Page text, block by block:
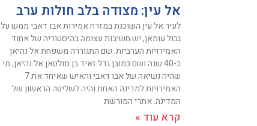
אל עין: מצודה בלב חולות ערב
לעיר אל עין השוכנת במזרח אמירות אבו דאבי ממש על
גבול עומאן, יש חשיבות עצומה בהיסטוריה של אחוד
האמירויות הערביות. שם התגוררה משפחת אל נהיאן
כ-40 שנה ושם כמובן גדל זאיד בן סולטאן אל נהיאן, מי
שהיה נשיאה של אבו דאבי והאיש שאיחד את 7
האמירויות למדינה האחת והיה לשליטה הראשון של
המדינה. אתרי המורשת
קרא עוד »